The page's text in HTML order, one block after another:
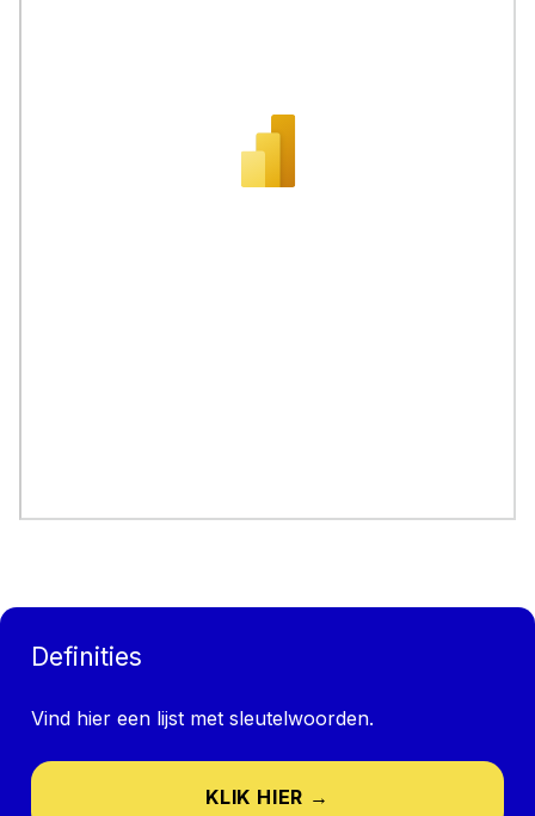
Definities
Vind hier een lijst met sleutelwoorden.
KLIK HIER →